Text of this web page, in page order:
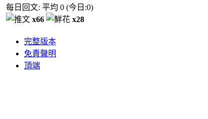
每日回文: 平均 0 (今日:0)
x66
x28
完整版本
免責聲明
頂端